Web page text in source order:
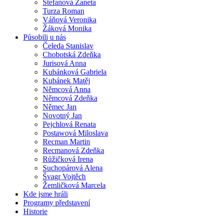
Štefanová Žaneta
Turza Roman
Váňová Veronika
Žáková Monika
Působili u nás
Čeleda Stanislav
Chobotská Zdeňka
Jurisová Anna
Kubánková Gabriela
Kubánek Matěj
Němcová Anna
Němcová Zdeňka
Němec Jan
Novotný Jan
Pejchlová Renata
Postawová Miloslava
Recman Martin
Recmanová Zdeňka
Růžičková Irena
Suchopárová Alena
Švagr Vojtěch
Žemličková Marcela
Kde jsme hráli
Programy představení
Historie